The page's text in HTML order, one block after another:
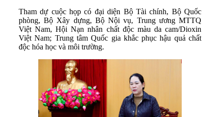
Tham dự cuộc họp có đại diện Bộ Tài chính, Bộ Quốc
phòng, Bộ Xây dựng, Bộ Nội vụ, Trung ương MTTQ
Việt Nam, Hội Nạn nhân chất độc màu da cam/Dioxin
Việt Nam; Trung tâm Quốc gia khắc phục hậu quả chất
độc hóa học và môi trường.